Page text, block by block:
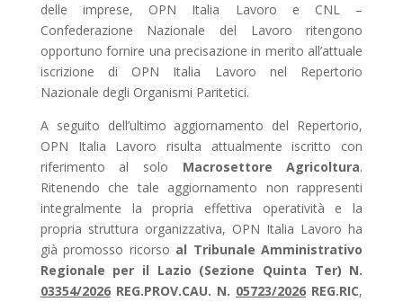
delle imprese, OPN Italia Lavoro e CNL –
Confederazione Nazionale del Lavoro ritengono
opportuno fornire una precisazione in merito all’attuale
iscrizione di OPN Italia Lavoro nel Repertorio
Nazionale degli Organismi Paritetici.
A seguito dell’ultimo aggiornamento del Repertorio,
OPN Italia Lavoro risulta attualmente iscritto con
riferimento al solo Macrosettore Agricoltura.
Ritenendo che tale aggiornamento non rappresenti
integralmente la propria effettiva operatività e la
propria struttura organizzativa, OPN Italia Lavoro ha
già promosso ricorso al Tribunale Amministrativo
Regionale per il Lazio (Sezione Quinta Ter) N.
03354/2026REG.PROV.CAU. N. 05723/2026 REG.RIC,